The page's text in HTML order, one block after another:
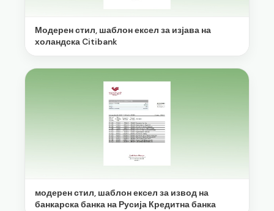
Модерен стил, шаблон ексел за изјава на
холандска Citibank
модерен стил, шаблон ексел за извод на
банкарска банка на Русија Кредитна банка